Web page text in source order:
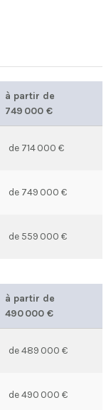
à partir de
749 000 €
de 714 000 €
de 749 000 €
de 559 000 €
à partir de
490 000 €
de 489 000 €
de 490 000 €